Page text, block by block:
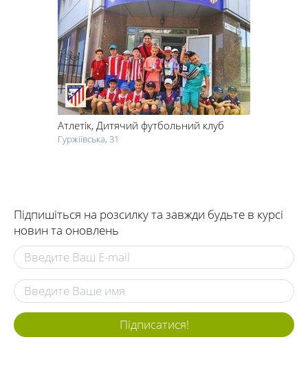
Атлетік, Дитячий футбольний клуб
Гуржіївська, 31
Підпишіться на розсилку та завжди будьте в курсі
новин та оновлень
Підписатися!